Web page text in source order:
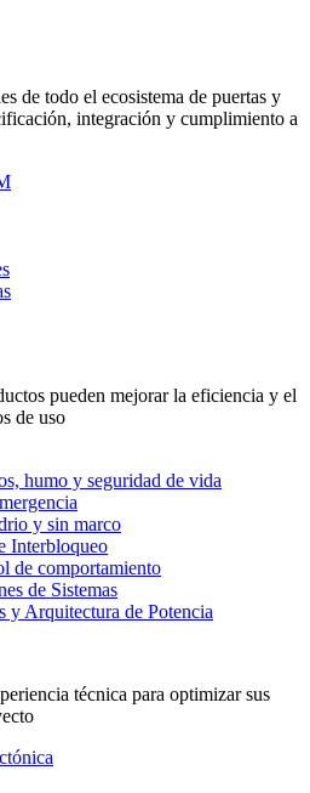
de todo el ecosistema de puertas y
integración y cumplimiento a
pueden mejorar la eficiencia y el
de uso
humo y seguridad de vida
y sin marco
Interbloqueo
de comportamiento
de Sistemas
y Arquitectura de Potencia
técnica para optimizar sus